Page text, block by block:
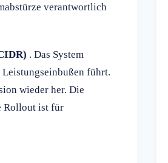
verantwortlich
. Das System
führt.
wieder her. Die
Rollout ist für